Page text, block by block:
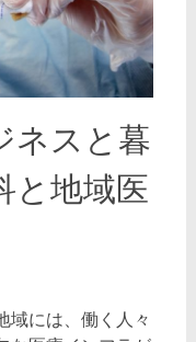
ネスと暮
と地域医
域には、働く人々